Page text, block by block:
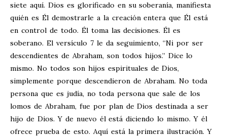
siete aquí. Dios es glorificado en su soberanía, manifiesta
quién es Él demostrarle a la creación entera que Él está
en control de todo. Él toma las decisiones. Él es
soberano. El versículo 7 le da seguimiento, “Ni por ser
descendientes de Abraham, son todos hijos.” Dice lo
mismo. No todos son hijos espirituales de Dios,
simplemente porque descendieron de Abraham. No toda
persona que es judía, no toda persona que sale de los
lomos de Abraham, fue por plan de Dios destinada a ser
hijo de Dios. Y de nuevo él está diciendo lo mismo. Y él
ofrece prueba de esto. Aquí está la primera ilustración. Y